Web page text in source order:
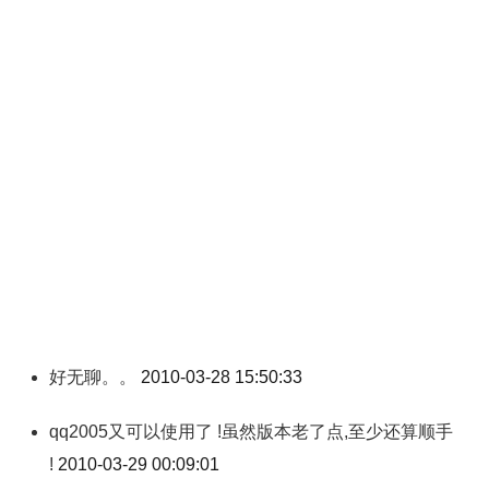
好无聊。。 2010-03-28 15:50:33
qq2005又可以使用了 !虽然版本老了点,至少还算顺手
! 2010-03-29 00:09:01